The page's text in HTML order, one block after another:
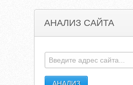
АНАЛИЗ САЙТА